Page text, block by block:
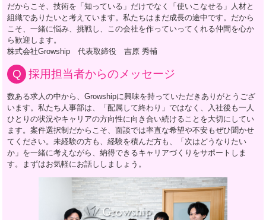
だからこそ、技術を「知っている」だけでなく「使いこなせる」人材と
組織でありたいと考えています。私たちはまだ成長の途中です。だから
こそ、一緒に悩み、挑戦し、この会社を作っていってくれる仲間を心か
ら歓迎します。
株式会社Growship 代表取締役 吉原 秀輔
採用担当者からのメッセージ
数ある求人の中から、Growshipに興味を持っていただきありがとうござ
います。私たち人事部は、「配属して終わり」ではなく、入社後も一人
ひとりの状況やキャリアの方向性に向き合い続けることを大切にしてい
ます。案件選択制だからこそ、面談では率直な希望や不安もぜひ聞かせ
てください。未経験の方も、経験を積んだ方も、「次はどうなりたい
か」を一緒に考えながら、納得できるキャリアづくりをサポートしま
す。まずはお気軽にお話ししましょう。